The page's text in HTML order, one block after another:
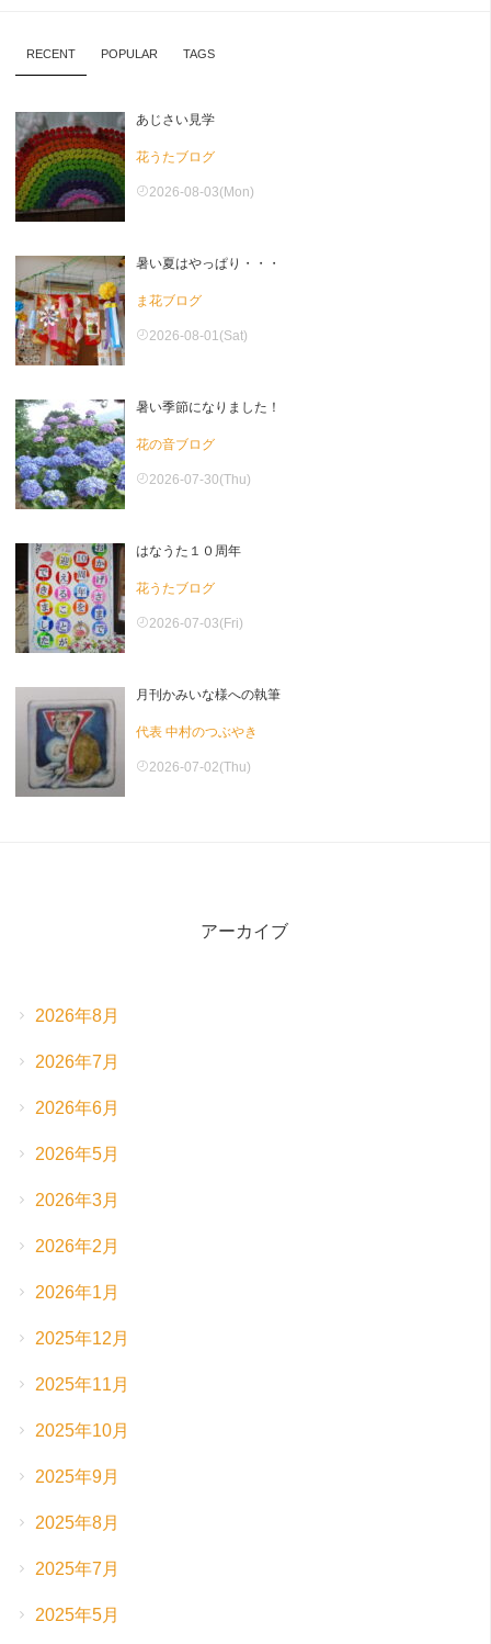
RECENT POPULAR TAGS
あじさい見学
花うたブログ
2026-08-03(Mon)
暑い夏はやっぱり・・・
ま花ブログ
2026-08-01(Sat)
暑い季節になりました！
花の音ブログ
2026-07-30(Thu)
はなうた１０周年
花うたブログ
2026-07-03(Fri)
月刊かみいな様への執筆
代表 中村のつぶやき
2026-07-02(Thu)
アーカイブ
2026年8月
2026年7月
2026年6月
2026年5月
2026年3月
2026年2月
2026年1月
2025年12月
2025年11月
2025年10月
2025年9月
2025年8月
2025年7月
2025年5月